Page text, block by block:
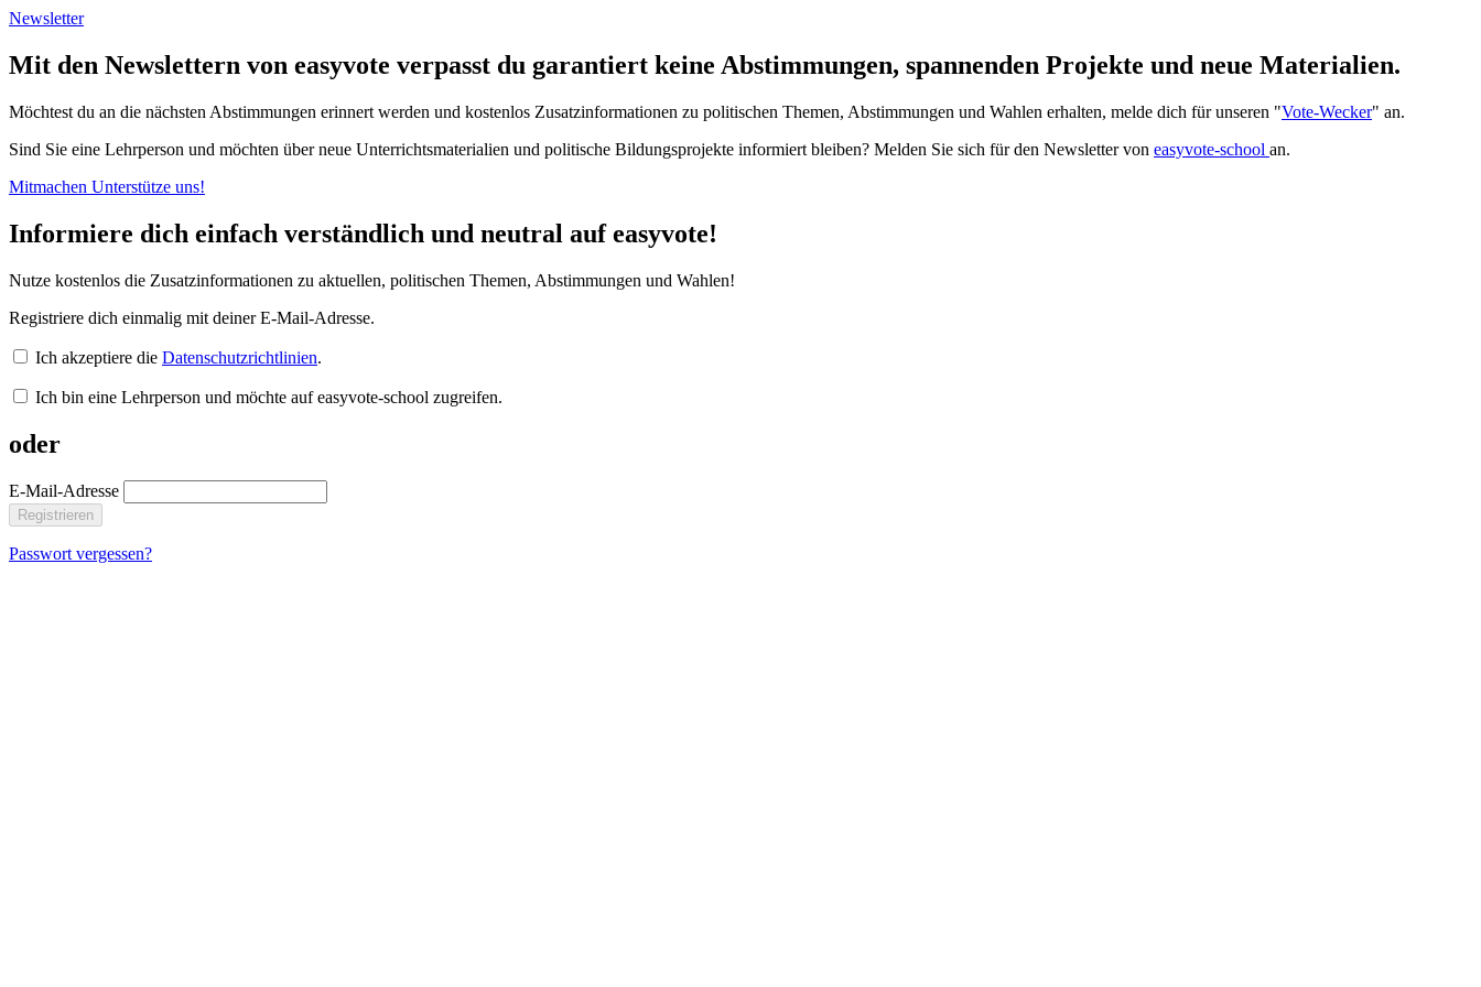
Newsletter
Mit den Newslettern von easyvote verpasst du garantiert keine Abstimmungen, spannenden Projekte und neue Materialien.
Möchtest du an die nächsten Abstimmungen erinnert werden und kostenlos Zusatzinformationen zu politischen Themen, Abstimmungen und Wahlen erhalten, melde dich für unseren "Vote-Wecker" an.
Sind Sie eine Lehrperson und möchten über neue Unterrichtsmaterialien und politische Bildungsprojekte informiert bleiben? Melden Sie sich für den Newsletter von easyvote-school an.
Mitmachen Unterstütze uns!
Informiere dich einfach verständlich und neutral auf easyvote!
Nutze kostenlos die Zusatzinformationen zu aktuellen, politischen Themen, Abstimmungen und Wahlen!
Registriere dich einmalig mit deiner E-Mail-Adresse.
Ich akzeptiere die Datenschutzrichtlinien.
Ich bin eine Lehrperson und möchte auf easyvote-school zugreifen.
oder
E-Mail-Adresse
Registrieren
Passwort vergessen?